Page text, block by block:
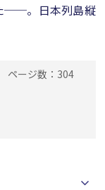
──。日本列島縦
ページ数：304